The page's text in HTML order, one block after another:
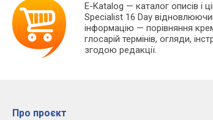
E-Katalog — каталог описів і
Specialist 16 Day
інформацію — порівняння
глосарій термінів, огляди,
згодою редакції.
Про проєкт